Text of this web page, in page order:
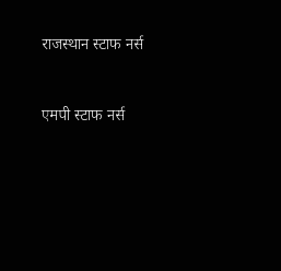
राजस्थान स्टाफ नर्स
एमपी स्टाफ नर्स